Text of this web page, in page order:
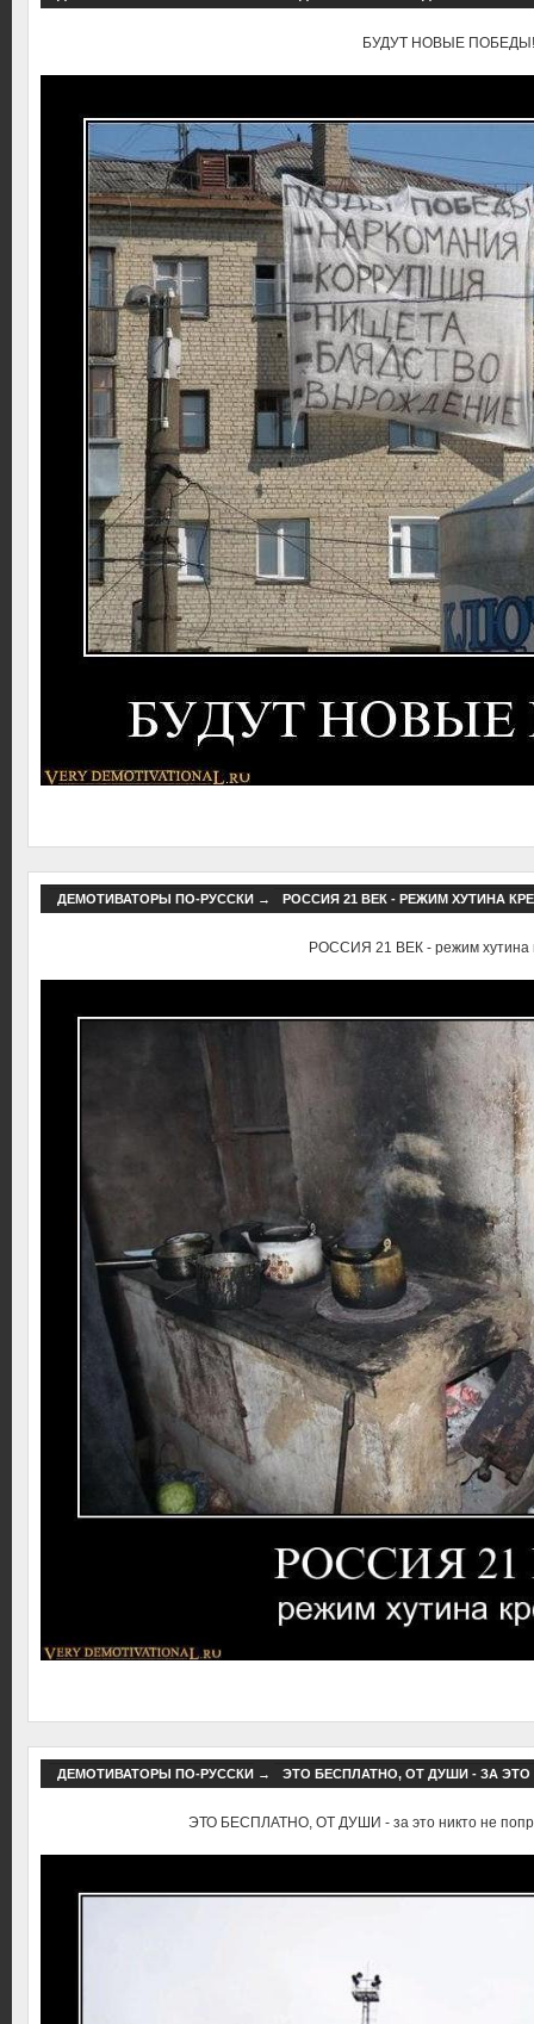
БУДУТ НОВЫЕ ПОБЕДЫ!
ДЕМОТИВАТОРЫ ПО-РУССКИ→ РОССИЯ 21 ВЕК - РЕЖИМ ХУТИНА
РОССИЯ 21 ВЕК - режим хутина
ДЕМОТИВАТОРЫ ПО-РУССКИ→ ЭТО БЕСПЛАТНО, ОТ ДУШИ - ЗА
ЭТО БЕСПЛАТНО, ОТ ДУШИ - за это никто не